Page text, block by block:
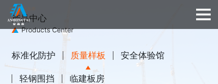
产品中心
Products Center
标准化防护 质量样板 安全体验馆
轻钢围挡 临建板房